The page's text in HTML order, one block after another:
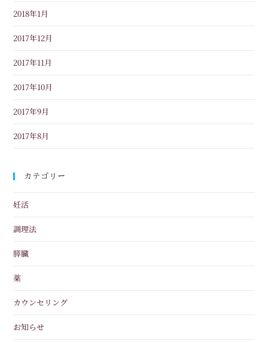
2018年1月
2017年12月
2017年11月
2017年10月
2017年9月
2017年8月
カテゴリー
妊活
調理法
膵臓
薬
カウンセリング
お知らせ